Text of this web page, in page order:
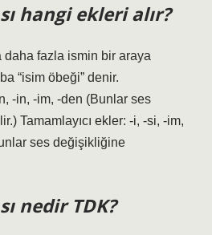
hangi ekleri alır?
daha fazla ismin bir araya
“isim öbeği” denir.
-in, -im, -den (Bunlar ses
Tamamlayıcı ekler: -i, -si, -im,
ses değişikliğine
nedir TDK?